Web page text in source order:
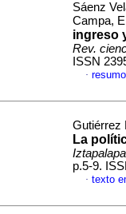
Sáenz
Campa,
ingreso
Rev.
ISSN
·
Gutiérrez
La
p.5-9.
· texto